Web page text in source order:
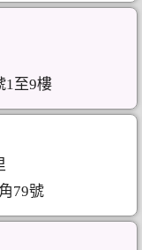
1至9樓
79號